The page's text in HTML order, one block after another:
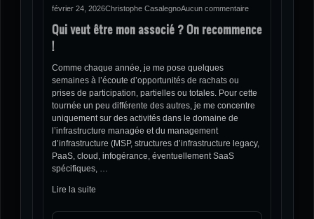
février 24, 2026Christophe CasalegnoAucun commentaire
Qui veut être mon associé ? On recommence
!
Comme chaque année, je me pose quelques
semaines à l’écoute d’opportunités de rachats ou
prises de participation, partielles ou totales. Pour cette
tournée un peu différente des autres, je me concentre
uniquement sur des activités dans le domaine de
l’infrastructure managée et du management
d’infrastructure (MSP, structures d’infrastructure legacy,
PaaS, cloud, infogérance, éventuellement SaaS
spécifiques, …
Lire la suite